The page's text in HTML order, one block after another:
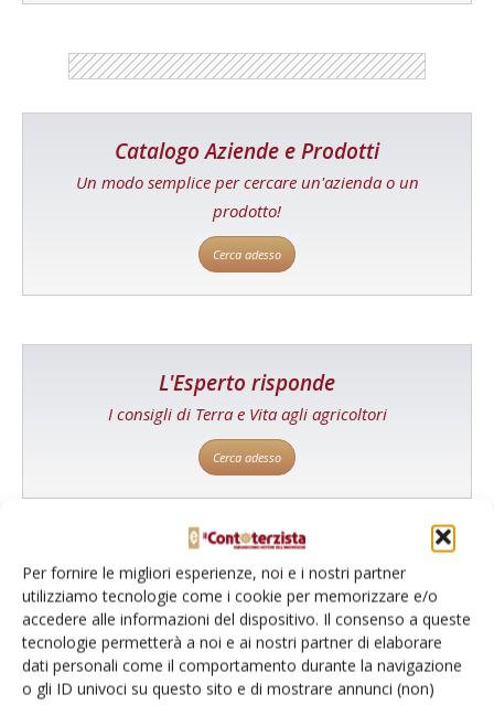
Per fornire le migliori esperienze, noi e i nostri partner
utilizziamo tecnologie come i cookie per memorizzare e/o
accedere alle informazioni del dispositivo. Il consenso a queste
tecnologie permetterà a noi e ai nostri partner di elaborare
dati personali come il comportamento durante la navigazione
o gli ID univoci su questo sito e di mostrare annunci (non)
Catalogo Aziende e Prodotti
Un modo semplice per cercare un'azienda o un
prodotto!
Cerca adesso
L'Esperto risponde
I consigli di Terra e Vita agli agricoltori
Cerca adesso